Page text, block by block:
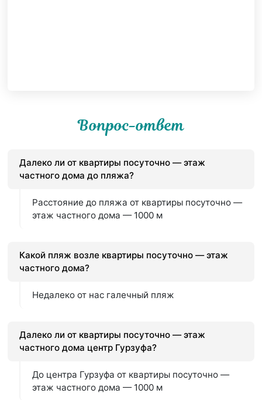
Вопрос-ответ
Далеко ли от квартиры посуточно — этаж
частного дома до пляжа?
Расстояние до пляжа от квартиры посуточно —
этаж частного дома — 1000 м
Какой пляж возле квартиры посуточно — этаж
частного дома?
Недалеко от нас галечный пляж
Далеко ли от квартиры посуточно — этаж
частного дома центр Гурзуфа?
До центра Гурзуфа от квартиры посуточно —
этаж частного дома — 1000 м